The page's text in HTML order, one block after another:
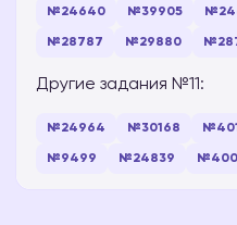
№24640 №39905
№28787 №29880
Другие задания №11:
№24964 №30168
№9499 №24839